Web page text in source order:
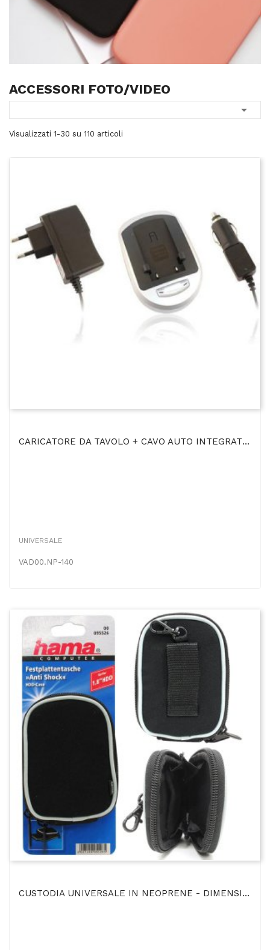
ACCESSORI FOTO/VIDEO

Visualizzati 1-30 su 110 articoli
CARICATORE DA TAVOLO + CAVO AUTO INTEGRATO NP-140 Per SAMSUNG VP-DX105i, FUJIFILM FinePix S100FS...
UNIVERSALE
VAD00.NP-140
CUSTODIA UNIVERSALE IN NEOPRENE - DIMENSIONI INTERNE 6,5x9,5x2CM CON PASSACINTURA, GANCIO E...